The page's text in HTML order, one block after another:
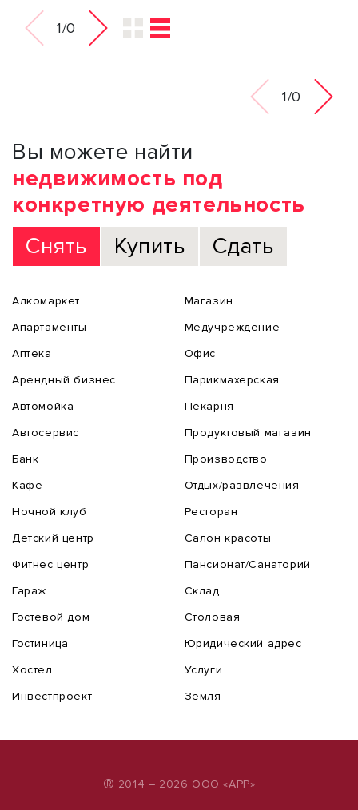
1/0
1/0
Вы можете найти
недвижимость под
конкретную деятельность
Снять
Купить Сдать
Алкомаркет
Апартаменты
Аптека
Арендный бизнес
Автомойка
Автосервис
Банк
Кафе
Ночной клуб
Детский центр
Фитнес центр
Гараж
Гостевой дом
Гостиница
Хостел
Инвестпроект
Магазин
Медучреждение
Офис
Парикмахерская
Пекарня
Продуктовый магазин
Производство
Отдых/развлечения
Ресторан
Салон красоты
Пансионат/Санаторий
Склад
Столовая
Юридический адрес
Услуги
Земля
® 2014 – 2026 ООО «АРР»